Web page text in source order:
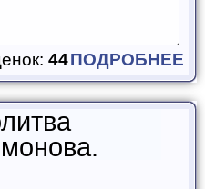
44ПОДРОБНЕЕ